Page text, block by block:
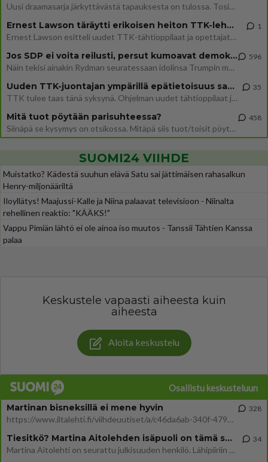
Uusi draamasarja järkyttävästä tapauksesta on tulossa. Tositapahtumiin perustuva sarja ammentaa vuoden 1986 Mikkelin pan
Ernest Lawson täräytti erikoisen heiton TTK-lehdistötilaisuudessa: " Onko tässä tarkoituksena...?"
Ernest Lawson esitteli uudet TTK-tähtioppilaat ja opettajat torstaina 6.8. lehdistölle. Tulevalla kaudella on yksi hausk
1
Jos SDP ei voita reilusti, persut kumoavat demokratian Suomesta
Näin tekisi ainakin Rydman seuratessaan idolinsa Trumpin mallia https://www.is.fi/politiikka/art-2000012187244.html
596
Uuden TTK-juontajan ympärillä epätietoisuus sakenee - Nyt MTV hämmentää soppaa
TTK tulee taas tänä syksynä. Ohjelman uudet tähtioppilaat julkistetaan torstaina 6. elokuuta klo 14 alkavassa lehdistö
35
Mitä tuot pöytään parisuhteessa?
Siinäpä se kysymys on otsikossa. Mitäpä siis tuot/toisit pöytään parisuhteessa? Oletko mies vai nainen? Koetko sen mitä
458
SUOMI24 VIIHDE
Muistatko? Kädestä suuhun elävä Satu sai jättimäisen rahasalkun
Henry-miljonääriltä
Iloyllätys! Maajussi-Kalle ja Niina palaavat televisioon - Niinalta
rehellinen reaktio: "KÄÄKS!"
Vappu Pimiän lähtö ei ole ainoa iso muutos - Tanssii Tähtien Kanssa
palaa
Keskustele vapaasti aiheesta kuin
aiheesta
Aloita keskustelu
Osallistu keskusteluun
Martinan bisneksillä ei mene hyvin
https://www.iltalehti.fi/viihdeuutiset/a/c46da6ab-340f-4790-aaa7-0865eed2336 Yrityksen konkurssihakemus on tullut kärä
328
Tiesitkö? Martina Aitolehden isäpuoli on tämä suosittu laulaja
Martina Aitolehti on seurattu julkisuuden henkilö. Lähipiiriin mahtuu muitakin tunnettuja henkilöitä. Tiesitkö, että Ma
34